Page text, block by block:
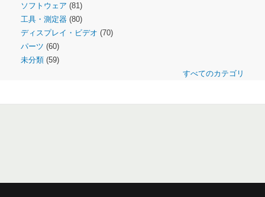
ソフトウェア (81)
工具・測定器 (80)
ディスプレイ・ビデオ (70)
パーツ (60)
未分類 (59)
すべてのカテゴリ